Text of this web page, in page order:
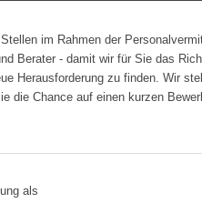
im Rahmen der
Berater - damit wir für Sie das
Herausforderung zu finden. Wir
die Chance auf einen kurzen
als